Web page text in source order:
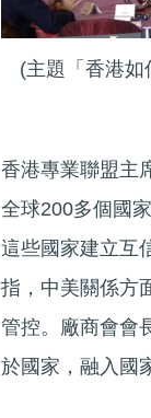
(主題「香港
香港專業聯盟主
全球200多個國
這些國家建立互
指，中美關係方
管控。廠商會會
於國家，融入國